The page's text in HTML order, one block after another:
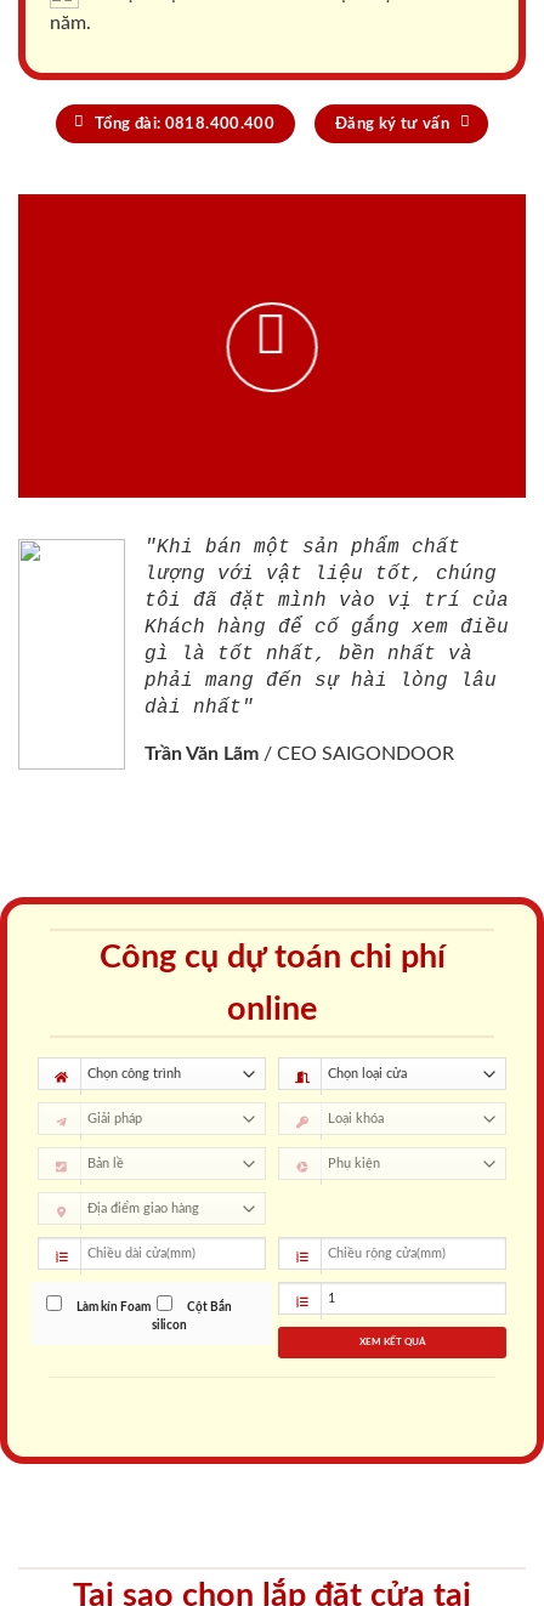
năm.
Tổng đài: 0818.400.400 Đăng ký tư vấn
"Khi bán một sản phẩm chất
lượng với vật liệu tốt, chúng
tôi đã đặt mình vào vị trí của
Khách hàng để cố gắng xem điều
gì là tốt nhất, bền nhất và
phải mang đến sự hài lòng lâu
dài nhất"
Trần Văn Lãm / CEO SAIGONDOOR
Công cụ dự toán chi phí
online
Làm kín Foam
Cột Bắn
silicon
XEM KẾT QUẢ
Tại sao chọn lắp đặt cửa tại